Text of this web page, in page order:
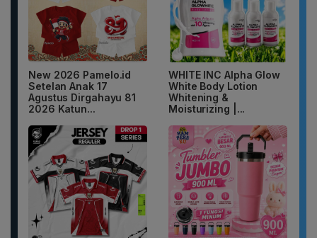
New 2026 Pamelo.id
Setelan Anak 17
Agustus Dirgahayu 81
2026 Katun...
WHITE INC Alpha Glow
White Body Lotion
Whitening &
Moisturizing |...